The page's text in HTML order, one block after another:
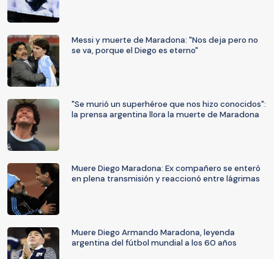
Messi y muerte de Maradona: "Nos deja pero no
se va, porque el Diego es eterno"
"Se murió un superhéroe que nos hizo conocidos":
la prensa argentina llora la muerte de Maradona
Muere Diego Maradona: Ex compañero se enteró
en plena transmisión y reaccionó entre lágrimas
Muere Diego Armando Maradona, leyenda
argentina del fútbol mundial a los 60 años